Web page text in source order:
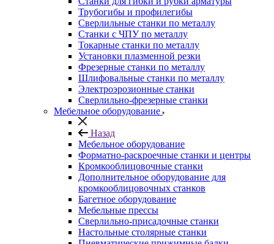
Трубогибы и профилегибы
Сверлильные станки по металлу
Станки с ЧПУ по металлу
Токарные станки по металлу
Установки плазменной резки
Фрезерные станки по металлу
Шлифовальные станки по металлу
Электроэрозионные станки
Сверлильно-фрезерные станки
Мебельное оборудование
Назад
Мебельное оборудование
Форматно-раскроечные станки и центры
Кромкооблицовочные станки
Дополнительное оборудование для
кромкооблицовочных станков
Багетное оборудование
Мебельные прессы
Сверлильно-присадочные станки
Настольные столярные станки